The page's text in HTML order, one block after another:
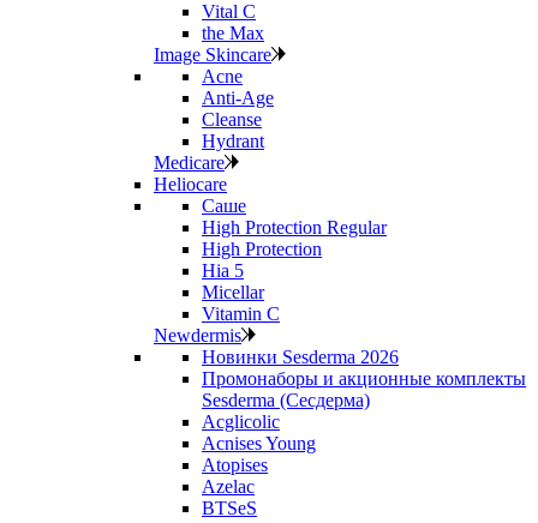
Vital C
the Max
Image Skincare
Acne
Anti‑Age
Cleanse
Hydrant
Medicare
Heliocare
Саше
High Protection Regular
High Protection
Hia 5
Micellar
Vitamin C
Newdermis
Новинки Sesderma 2026
Промонаборы и акционные комплекты
Sesderma (Сесдерма)
Acglicolic
Acnises Young
Atopises
Azelac
BTSeS